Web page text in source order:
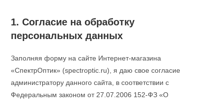
1. Согласие на обработку
персональных данных
Заполняя форму на сайте Интернет-магазина
«СпектрОптик» (spectroptic.ru), я даю свое согласие
администратору данного сайта, в соответствии с
Федеральным законом от 27.07.2006 152-ФЗ «О